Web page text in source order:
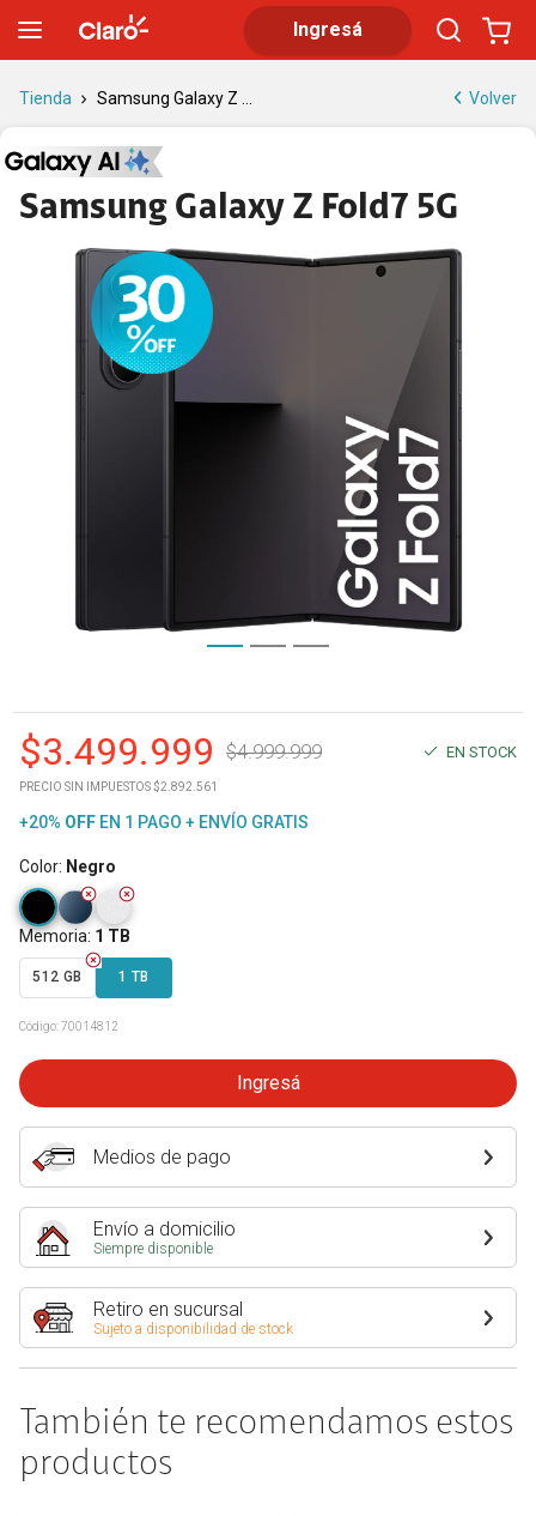
Ingresá
Tienda Samsung Galaxy Z ... Volver
Samsung Galaxy Z Fold7 5G
$3.499.999 $4.999.999 EN STOCK
PRECIO SIN IMPUESTOS $2.892.561
+20% OFF EN 1 PAGO + ENVÍO GRATIS
Color: Negro
Memoria: 1 TB
512 GB 1 TB
Código:70014812
Ingresá
Medios de pago
Envío a domicilio
Siempre disponible
Retiro en sucursal
Sujeto a disponibilidad de stock
También te recomendamos estos
productos
Samsung Galaxy Z Fold7 5G | Tienda Claro